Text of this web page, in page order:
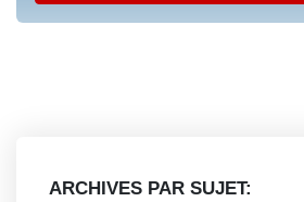
ARCHIVES PAR SUJET: